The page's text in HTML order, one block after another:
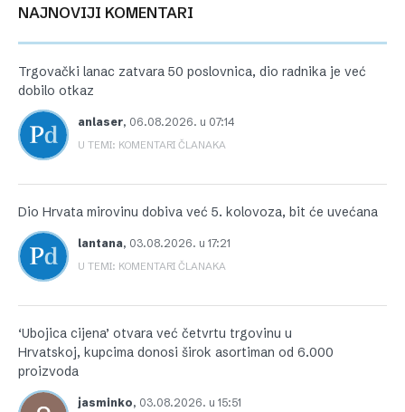
NAJNOVIJI KOMENTARI
Trgovački lanac zatvara 50 poslovnica, dio radnika je već
dobilo otkaz
anlaser, 06.08.2026. u 07:14
U TEMI: KOMENTARI ČLANAKA
Dio Hrvata mirovinu dobiva već 5. kolovoza, bit će uvećana
lantana, 03.08.2026. u 17:21
U TEMI: KOMENTARI ČLANAKA
‘Ubojica cijena’ otvara već četvrtu trgovinu u
Hrvatskoj, kupcima donosi širok asortiman od 6.000
proizvoda
jasminko, 03.08.2026. u 15:51